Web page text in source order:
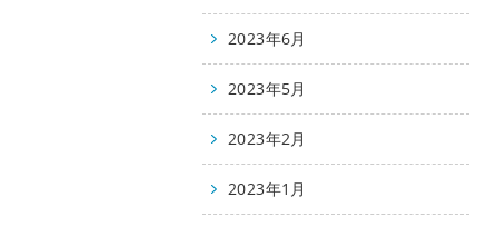
2023年6月
2023年5月
2023年2月
2023年1月